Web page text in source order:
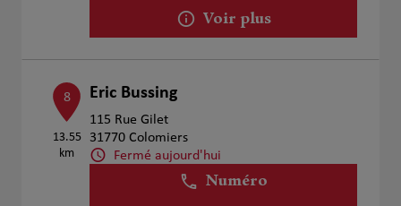
Voir plus
8
13.55
km
Eric Bussing
115 Rue Gilet
31770 Colomiers
Fermé aujourd'hui
Numéro